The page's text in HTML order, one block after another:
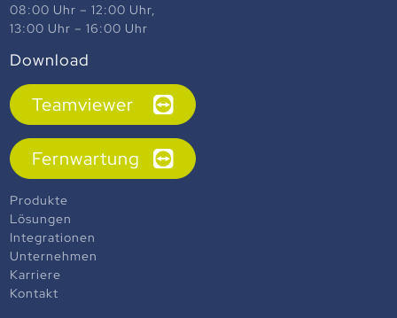
08:00 Uhr – 12:00 Uhr,
13:00 Uhr – 16:00 Uhr
Download
Teamviewer
Fernwartung
Produkte
Lösungen
Integrationen
Unternehmen
Karriere
Kontakt